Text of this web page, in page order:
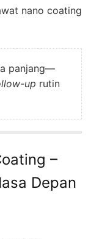
nano coating
panjang—
up rutin
–
Depan